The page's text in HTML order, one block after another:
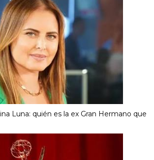
Luna: quién es la ex Gran Hermano que